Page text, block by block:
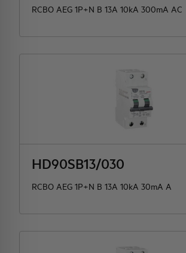
RCBO AEG 1P+N B 13A 10kA 300mA AC
HD90SB13/030
RCBO AEG 1P+N B 13A 10kA 30mA A